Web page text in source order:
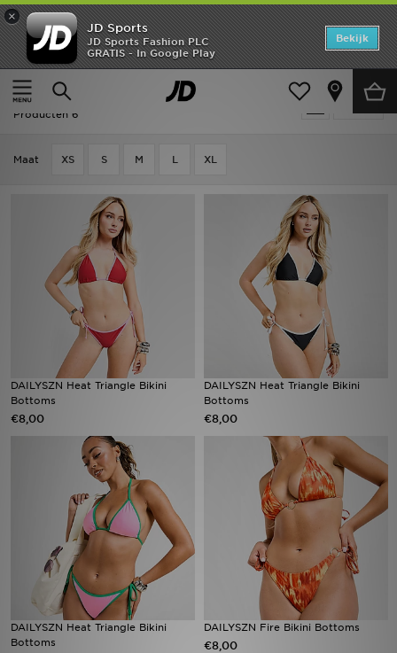
×
JD Sports
JD Sports Fashion PLC
GRATIS - In Google Play
Bekijk
Thuis
Dames Dameskleding Zwemkleding
Dames - DAILYSZN Zwemkleding
Producten 6
Maat XS S M L XL
DAILYSZN Heat Triangle Bikini
Bottoms
€8,00
DAILYSZN Heat Triangle Bikini
Bottoms
€8,00
DAILYSZN Heat Triangle Bikini
Bottoms
DAILYSZN Fire Bikini Bottoms
€8,00
Home
Offers
New In
Collecties
Merken
Vind een winkel
Bestelling traceren
Klantenservice
Download de app
Wie wij zijn